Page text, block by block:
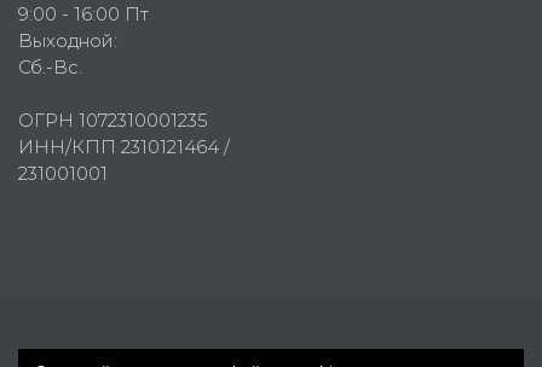
9:00 - 16:00 Пт
Выходной:
Сб.-Вс.
ОГРН 1072310001235
ИНН/КПП 2310121464 /
231001001